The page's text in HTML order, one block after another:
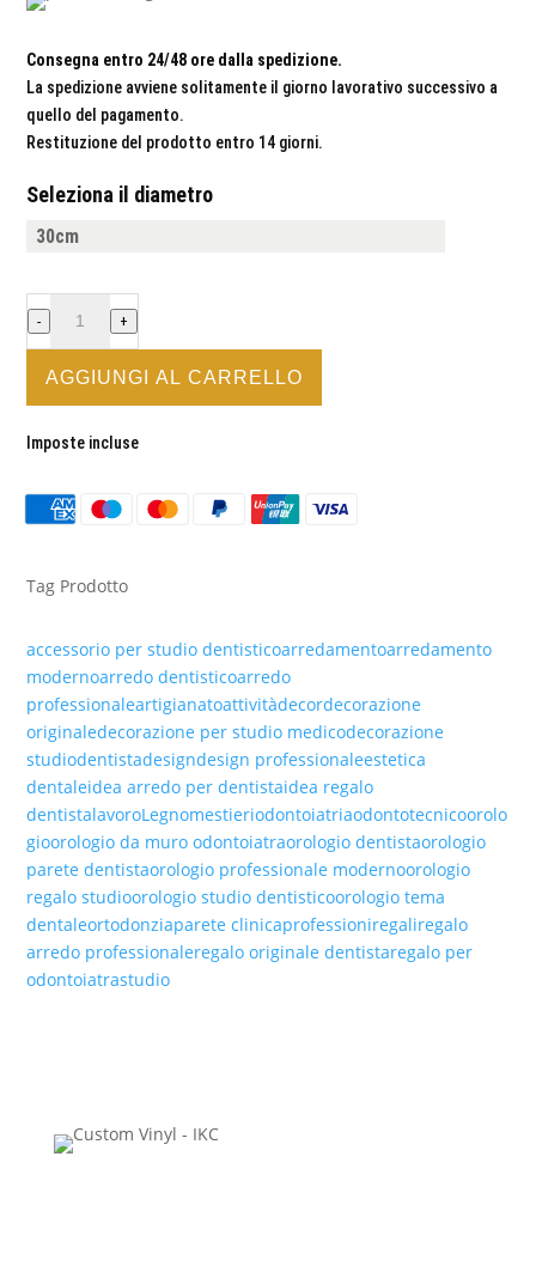
Consegna entro 24/48 ore dalla spedizione.
La spedizione avviene solitamente il giorno lavorativo successivo a
quello del pagamento.
Restituzione del prodotto entro 14 giorni.
Seleziona il diametro
DENTISTA
-
DA
IN
QUANTITÀ
- +
AGGIUNGI AL CARRELLO
Imposte incluse
Tag Prodotto
accessorio per studio dentisticoarredamentoarredamento
modernoarredo dentisticoarredo
professionaleartigianatoattivitàdecordecorazione
originaledecorazione per studio medicodecorazione
studiodentistadesigndesign professionaleestetica
dentaleidea arredo per dentistaidea regalo
dentistalavoroLegnomestieriodontoiatriaodontotecnicoorolo
gioorologio da muro odontoiatraorologio dentistaorologio
parete dentistaorologio professionale modernoorologio
regalo studioorologio studio dentisticoorologio tema
dentaleortodonziaparete clinicaprofessioniregaliregalo
arredo professionaleregalo originale dentistaregalo per
odontoiatrastudio